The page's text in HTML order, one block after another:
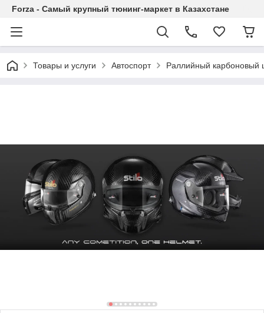
Forza - Самый крупный тюнинг-маркет в Казахстане
Товары и услуги Автоспорт Раллийный карбоновый